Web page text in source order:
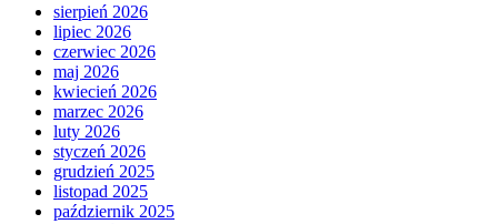
sierpień 2026
lipiec 2026
czerwiec 2026
maj 2026
kwiecień 2026
marzec 2026
luty 2026
styczeń 2026
grudzień 2025
listopad 2025
październik 2025